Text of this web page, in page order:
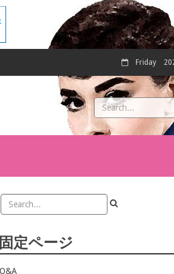
Friday
定ページ